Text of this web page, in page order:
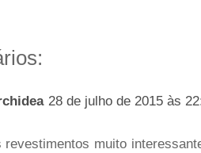
28 de julho de 2015 às
revestimentos muito